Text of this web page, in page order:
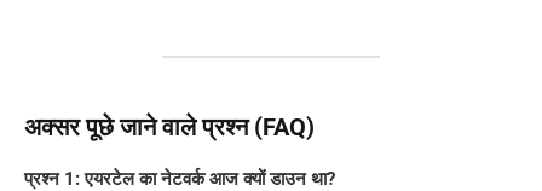
अक्सर पूछे जाने वाले प्रश्न (FAQ)
प्रश्न 1: एयरटेल का नेटवर्क आज क्यों डाउन था?